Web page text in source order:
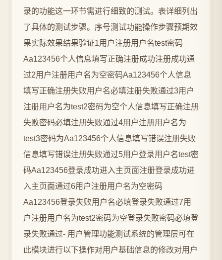
录的功能这一环节需进行细致的测试。表详细列出
了具体的测试步骤。序号测试功能操作步骤预期效
果实际效果结果验证1用户注册用户名test密码
Aa123456个人信息填写正确注册成功注册成功通
过2用户注册用户名为空密码Aa123456个人信息
填写正确注册失败用户名必填注册失败通过3用户
注册用户名为test2密码为空个人信息填写正确注册
失败密码必填注册失败通过4用户注册用户名为
test3密码为Aa123456个人信息填写错误注册失败
信息填写错误注册失败通过5用户登录用户名test密
码Aa123456登录成功进入主页面注册登录成功进
入主页面通过6用户注册用户名为空密码
Aa123456登录失败用户名必填登录失败通过7用
户注册用户名为test2密码为空登录失败密码必填登
录失败通过- 用户管理功能测试系统的管理层可在
此模块进行以下操作对用户基础信息的修改对用户